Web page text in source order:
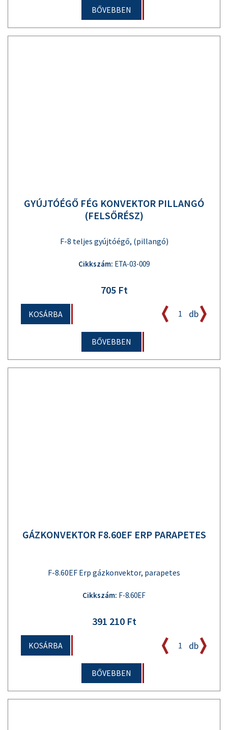
BŐVEBBEN
GYÚJTÓÉGŐ FÉG KONVEKTOR PILLANGÓ
(FELSŐRÉSZ)
F-8 teljes gyújtóégő, (pillangó)
Cikkszám: ETA-03-009
705 Ft
KOSÁRBA db
BŐVEBBEN
GÁZKONVEKTOR F8.60EF ERP PARAPETES
F-8.60EF Erp gázkonvektor, parapetes
Cikkszám: F-8.60EF
391 210 Ft
KOSÁRBA db
BŐVEBBEN